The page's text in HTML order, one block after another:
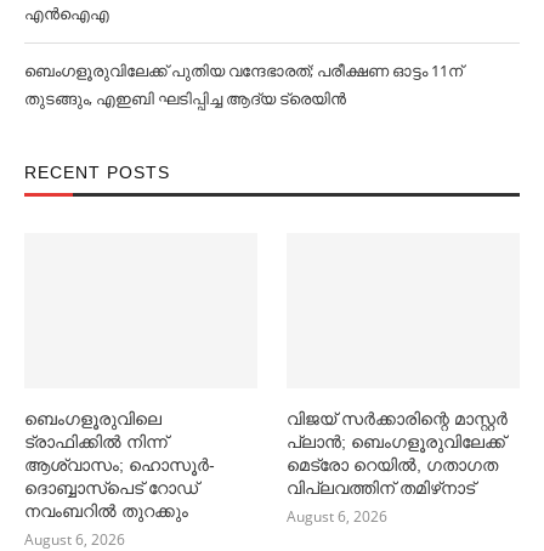
എൻഐഎ
ബെംഗളൂരുവിലേക്ക് പുതിയ വന്ദേഭാരത്; പരീക്ഷണ ഓട്ടം 11ന്
തുടങ്ങും, എഇബി ഘടിപ്പിച്ച ആദ്യ ട്രെയിന്‍
RECENT POSTS
ബെംഗളൂരുവിലെ
ട്രാഫിക്കില്‍ നിന്ന്
ആശ്വാസം; ഹൊസൂര്‍-
ദൊബ്ബാസ്പെട് റോഡ്
നവംബറില്‍ തുറക്കും
August 6, 2026
വിജയ് സര്‍ക്കാരിന്റെ മാസ്റ്റര്‍
പ്ലാന്‍; ബെംഗളൂരുവിലേക്ക്
മെട്രോ റെയില്‍, ഗതാഗത
വിപ്ലവത്തിന് തമിഴ്‌നാട്
August 6, 2026